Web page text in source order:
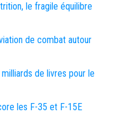
le fragile équilibre
de combat autour
de livres pour le
les F-35 et F-15E